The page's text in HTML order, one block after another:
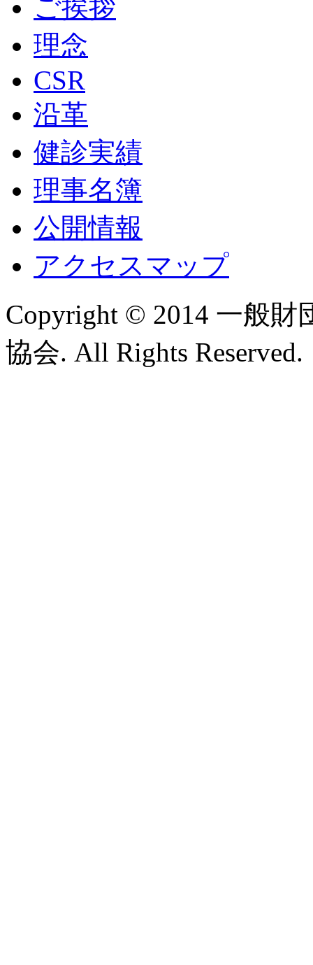
ご挨拶
理念
CSR
沿革
健診実績
理事名簿
公開情報
アクセスマップ
Copyright © 2014 一般
協会. All Rights Reserved.